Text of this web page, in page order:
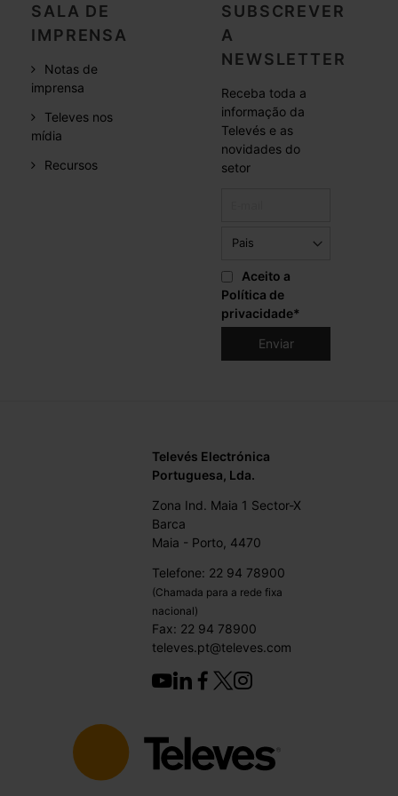
SALA DE
IMPRENSA
Notas de
imprensa
Televes nos
mídia
Recursos
SUBSCREVER
A
NEWSLETTER
Receba toda a
informação da
Televés e as
novidades do
setor
Aceito a
Política de
privacidade*
Televés Electrónica
Portuguesa, Lda.
Zona Ind. Maia 1 Sector-X
Barca
Maia - Porto, 4470
Telefone: 22 94 78900
(Chamada para a rede fixa
nacional)
Fax: 22 94 78900
televes.pt@televes.com